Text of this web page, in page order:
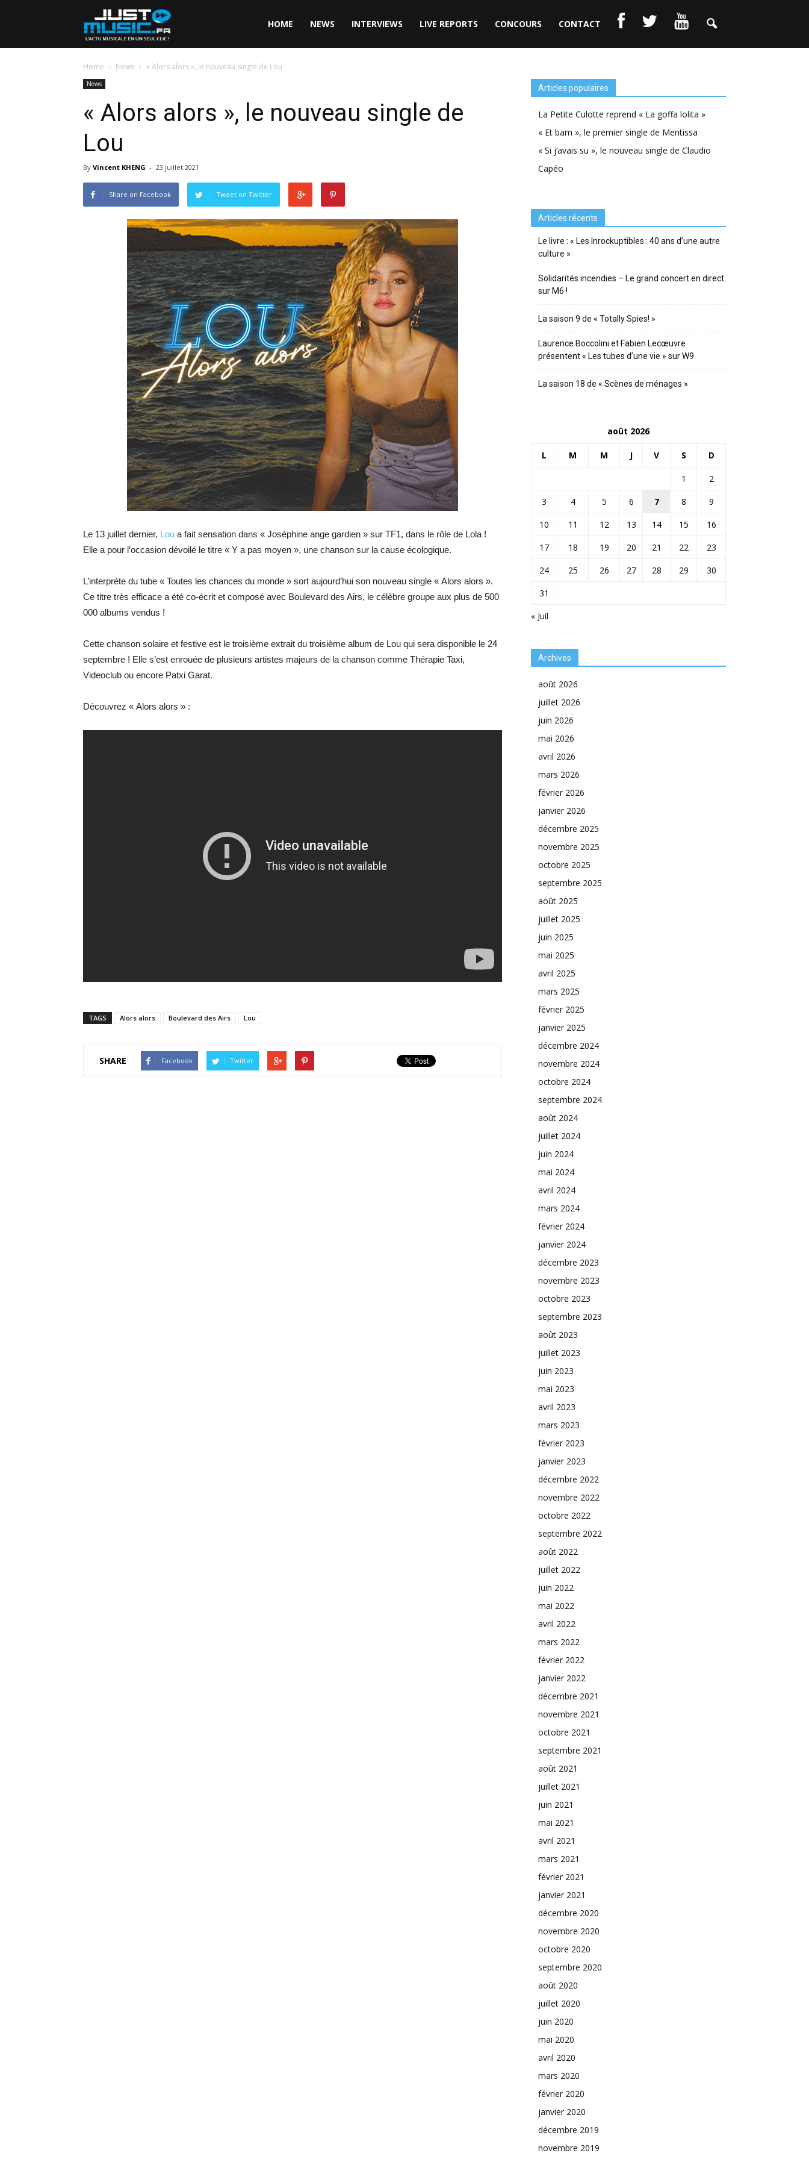
HOME NEWS INTERVIEWS LIVE REPORTS CONCOURS CONTACT
Home News « Alors alors », le nouveau single de Lou
News
« Alors alors », le nouveau single de
Lou
By Vincent KHENG - 23 juillet 2021
Share on Facebook Tweet on Twitter
Le 13 juillet dernier, Lou a fait sensation dans « Joséphine ange gardien » sur TF1, dans le rôle de Lola !
Elle a pour l’occasion dévoilé le titre « Y a pas moyen », une chanson sur la cause écologique.
L’interprète du tube « Toutes les chances du monde » sort aujourd’hui son nouveau single « Alors alors ».
Ce titre très efficace a été co-écrit et composé avec Boulevard des Airs, le célèbre groupe aux plus de 500
000 albums vendus !
Cette chanson solaire et festive est le troisième extrait du troisième album de Lou qui sera disponible le 24
septembre ! Elle s’est enrouée de plusieurs artistes majeurs de la chanson comme Thérapie Taxi,
Videoclub ou encore Patxi Garat.
Découvrez « Alors alors » :
TAGS Alors alors Boulevard des Airs Lou
SHARE Facebook Twitter
Articles populaires
La Petite Culotte reprend « La goffa lolita »
« Et bam », le premier single de Mentissa
« Si j’avais su », le nouveau single de Claudio
Capéo
Articles récents
Le livre : « Les Inrockuptibles : 40 ans d’une autre
culture »
Solidarités incendies – Le grand concert en direct
sur M6 !
La saison 9 de « Totally Spies! »
Laurence Boccolini et Fabien Lecœuvre
présentent « Les tubes d’une vie » sur W9
La saison 18 de « Scènes de ménages »
août 2026
L M M J V S D
« Juil
1
2
3
4 5 6 7 8
9
10
11 12 13 14 15
16
17
18 19 20 21 22
23
24
25 26 27 28 29
30
31
Archives
août 2026
juillet 2026
juin 2026
mai 2026
avril 2026
mars 2026
février 2026
janvier 2026
décembre 2025
novembre 2025
octobre 2025
septembre 2025
août 2025
juillet 2025
juin 2025
mai 2025
avril 2025
mars 2025
février 2025
janvier 2025
décembre 2024
novembre 2024
octobre 2024
septembre 2024
août 2024
juillet 2024
juin 2024
mai 2024
avril 2024
mars 2024
février 2024
janvier 2024
décembre 2023
novembre 2023
octobre 2023
septembre 2023
août 2023
juillet 2023
juin 2023
mai 2023
avril 2023
mars 2023
février 2023
janvier 2023
décembre 2022
novembre 2022
octobre 2022
septembre 2022
août 2022
juillet 2022
juin 2022
mai 2022
avril 2022
mars 2022
février 2022
janvier 2022
décembre 2021
novembre 2021
octobre 2021
septembre 2021
août 2021
juillet 2021
juin 2021
mai 2021
avril 2021
mars 2021
février 2021
janvier 2021
décembre 2020
novembre 2020
octobre 2020
septembre 2020
août 2020
juillet 2020
juin 2020
mai 2020
avril 2020
mars 2020
février 2020
janvier 2020
décembre 2019
novembre 2019